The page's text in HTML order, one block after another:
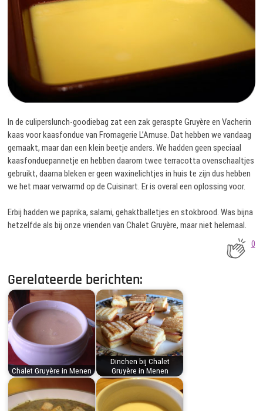
In de culiperslunch-goodiebag zat een zak geraspte Gruyère en Vacherin
kaas voor kaasfondue van Fromagerie L’Amuse. Dat hebben we vandaag
gemaakt, maar dan een klein beetje anders. We hadden geen speciaal
kaasfonduepannetje en hebben daarom twee terracotta ovenschaaltjes
gebruikt, daarna bleken er geen waxinelichtjes in huis te zijn dus hebben
we het maar verwarmd op de Cuisinart. Er is overal een oplossing voor.
Erbij hadden we paprika, salami, gehaktballetjes en stokbrood. Was bijna
hetzelfde als bij onze vrienden van Chalet Gruyère, maar niet helemaal.
0
Gerelateerde berichten:
Chalet Gruyère in Menen
Dinchen bij Chalet
Gruyère in Menen